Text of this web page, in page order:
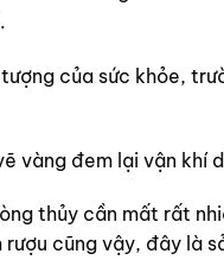
của sức khỏe,
vàng đem lại vận khí
thủy cần mất rất
cũng vậy, đây là